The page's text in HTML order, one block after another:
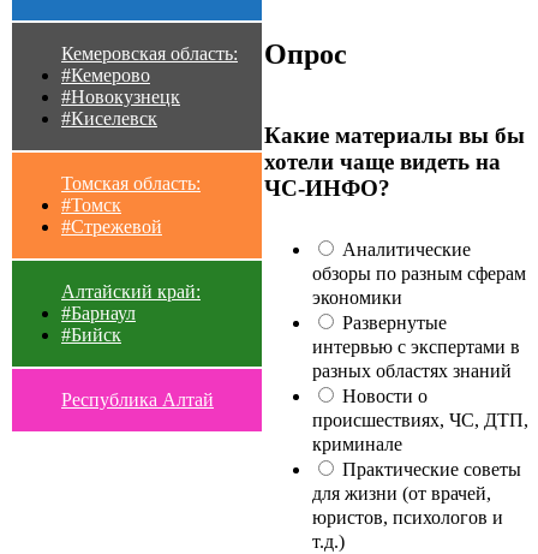
Кемеровская область:
#Кемерово
#Новокузнецк
#Киселевск
Томская область:
#Томск
#Стрежевой
Алтайский край:
#Барнаул
#Бийск
Республика Алтай
Опрос
Какие материалы вы бы
хотели чаще видеть на
ЧС-ИНФО?
Аналитические
обзоры по разным сферам
экономики
Развернутые
интервью с экспертами в
разных областях знаний
Новости о
происшествиях, ЧС, ДТП,
криминале
Практические советы
для жизни (от врачей,
юристов, психологов и
т.д.)